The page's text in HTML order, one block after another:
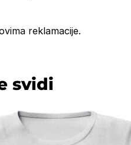
reklamacije.
svidi